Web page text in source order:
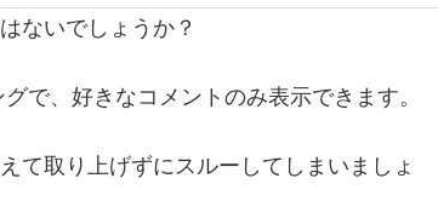
ないでしょうか？
で、好きなコメントのみ表示できます。
て取り上げずにスルーしてしまいましょ